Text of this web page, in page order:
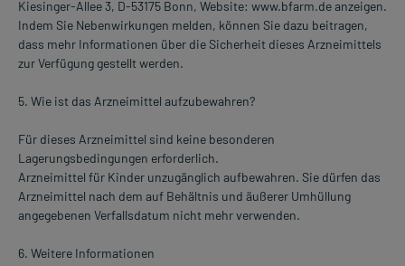
Kiesinger-Allee 3, D-53175 Bonn, Website: www.bfarm.de anzeigen.
Indem Sie Nebenwirkungen melden, können Sie dazu beitragen,
dass mehr Informationen über die Sicherheit dieses Arzneimittels
zur Verfügung gestellt werden.
5. Wie ist das Arzneimittel aufzubewahren?
Für dieses Arzneimittel sind keine besonderen
Lagerungsbedingungen erforderlich.
Arzneimittel für Kinder unzugänglich aufbewahren. Sie dürfen das
Arzneimittel nach dem auf Behältnis und äußerer Umhüllung
angegebenen Verfallsdatum nicht mehr verwenden.
6. Weitere Informationen